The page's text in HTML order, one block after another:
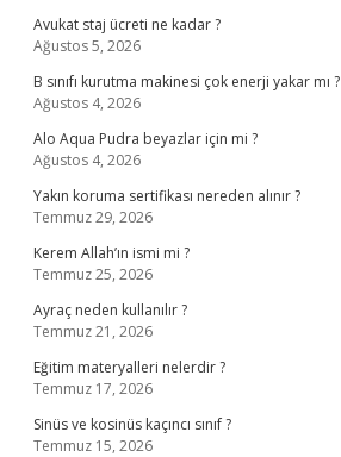
Avukat staj ücreti ne kadar ?
Ağustos 5, 2026
B sınıfı kurutma makinesi çok enerji yakar mı ?
Ağustos 4, 2026
Alo Aqua Pudra beyazlar için mi ?
Ağustos 4, 2026
Yakın koruma sertifikası nereden alınır ?
Temmuz 29, 2026
Kerem Allah’ın ismi mi ?
Temmuz 25, 2026
Ayraç neden kullanılır ?
Temmuz 21, 2026
Eğitim materyalleri nelerdir ?
Temmuz 17, 2026
Sinüs ve kosinüs kaçıncı sınıf ?
Temmuz 15, 2026